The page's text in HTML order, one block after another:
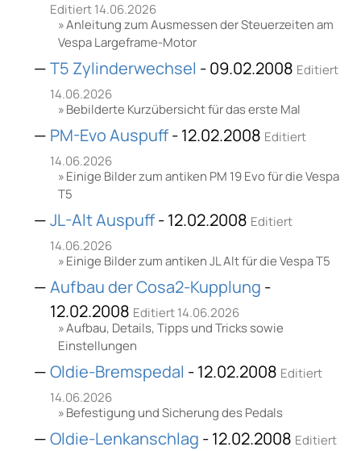
Editiert 14.06.2026
Anleitung zum Ausmessen der Steuerzeiten am
Vespa Largeframe-Motor
T5 Zylinderwechsel - 09.02.2008 Editiert
14.06.2026
Bebilderte Kurzübersicht für das erste Mal
PM-Evo Auspuff- 12.02.2008 Editiert
14.06.2026
Einige Bilder zum antiken PM 19 Evo für die Vespa
T5
JL-Alt Auspuff- 12.02.2008 Editiert
14.06.2026
Einige Bilder zum antiken JL Alt für die Vespa T5
Aufbau der Cosa2-Kupplung -
12.02.2008 Editiert 14.06.2026
Aufbau, Details, Tipps und Tricks sowie
Einstellungen
Oldie-Bremspedal - 12.02.2008 Editiert
14.06.2026
Befestigung und Sicherung des Pedals
Oldie-Lenkanschlag - 12.02.2008 Editiert